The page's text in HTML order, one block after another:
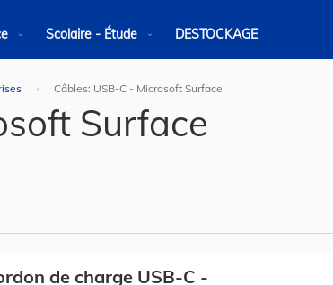
Scolaire - Étude DESTOCKAGE
Câbles: USB-C - Microsoft Surface
Surface
de charge USB-C -